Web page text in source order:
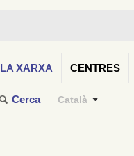
LA XARXA CENTRES
Cerca Català